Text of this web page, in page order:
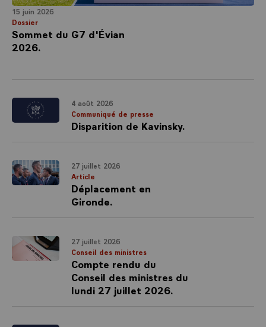
15 juin 2026
Dossier
Sommet du G7 d'Évian
2026.
4 août 2026
Communiqué de presse
Disparition de Kavinsky.
27 juillet 2026
Article
Déplacement en
Gironde.
27 juillet 2026
Conseil des ministres
Compte rendu du
Conseil des ministres du
lundi 27 juillet 2026.